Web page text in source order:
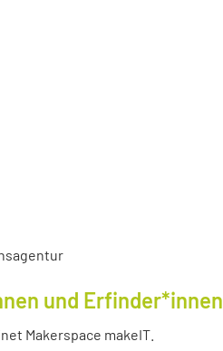
und Erfinder*innen
Makerspace makeIT.